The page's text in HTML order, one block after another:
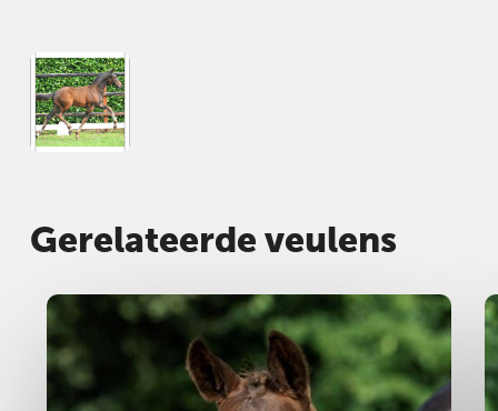
Gerelateerde veulens
Hengst 2025